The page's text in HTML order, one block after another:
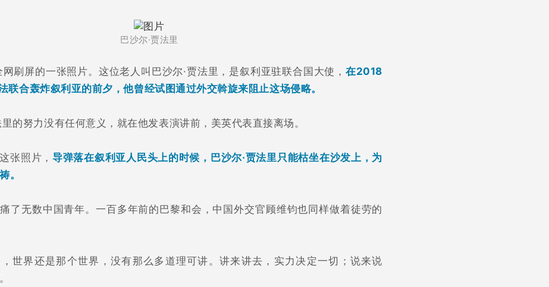
巴沙尔·贾法里
刷屏的一张照片。这位老人叫巴沙尔·贾法里，是叙利亚驻联合国大使，在2018
联合轰炸叙利亚的前夕，他曾经试图通过外交斡旋来阻止这场侵略。
的努力没有任何意义，就在他发表演讲前，美英代表直接离场。
张照片， 导弹落在叙利亚人民头上的时候，巴沙尔·贾法里只能枯坐在沙发上，为
。
了无数中国青年。一百多年前的巴黎和会，中国外交官顾维钧也同样做着徒劳的
世界还是那个世界，没有那么多道理可讲。讲来讲去，实力决定一切；说来说